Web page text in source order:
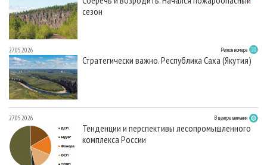
сезон
27.05.2026 Регион номера
Стратегически важно. Республика Саха (Якутия)
27.05.2026 В центре внимания
Тенденции и перспективы лесопромышленного
комплекса России